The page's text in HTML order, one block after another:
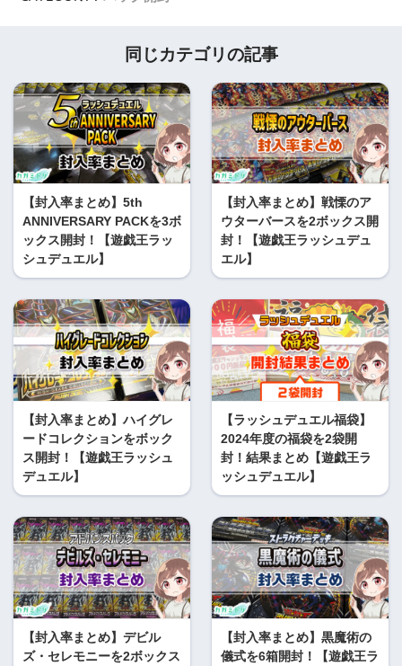
同じカテゴリの記事
【封入率まとめ】5th
ANNIVERSARY PACKを3ボ
ックス開封！【遊戯王ラッ
シュデュエル】
【封入率まとめ】戦慄のア
ウターバースを2ボックス開
封！【遊戯王ラッシュデュ
エル】
【封入率まとめ】ハイグレ
ードコレクションをボック
ス開封！【遊戯王ラッシュ
デュエル】
【ラッシュデュエル福袋】
2024年度の福袋を2袋開
封！結果まとめ【遊戯王ラ
ッシュデュエル】
【封入率まとめ】デビル
ズ・セレモニーを2ボックス
【封入率まとめ】黒魔術の
儀式を6箱開封！【遊戯王ラ